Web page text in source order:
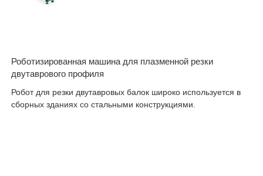
Роботизированная машина для плазменной резки
двутаврового профиля
Робот для резки двутавровых балок широко используется в
сборных зданиях со стальными конструкциями.